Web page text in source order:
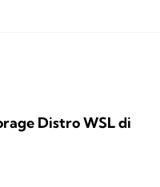
Distro WSL di